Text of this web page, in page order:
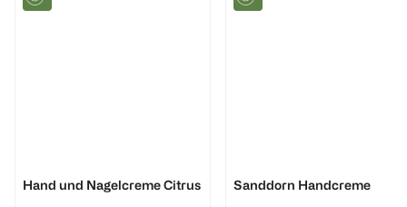
Hand und Nagelcreme Citrus Sanddorn Handcreme